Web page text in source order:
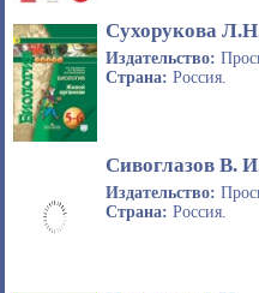
Сухорукова
Издательство:
Страна: Россия.
Сивоглазов В.
Издательство:
Страна: Россия.